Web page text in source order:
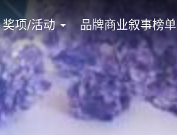
奖项/活动 品牌商业叙事榜单